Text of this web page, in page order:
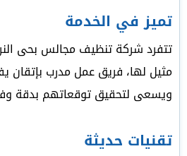
تميز في الخدمة
تتفرد شركة تنظيف مجالس بحى
مثيل لها، فريق عمل مدرب بإتقان
ويسعى لتحقيق توقعاتهم بدقة
تقنيات حديثة